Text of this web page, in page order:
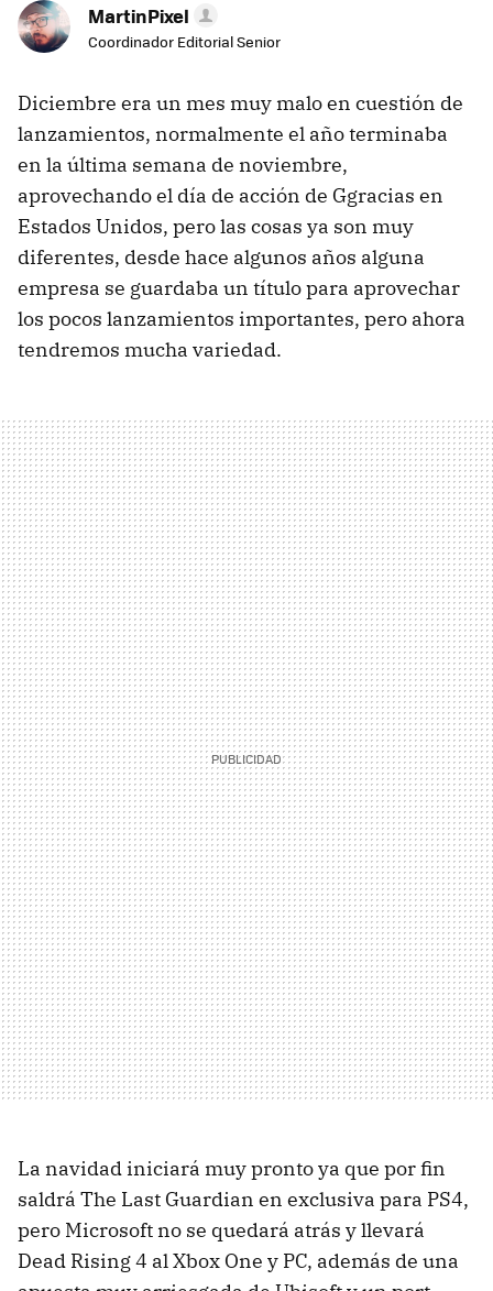
MartinPixel
Coordinador Editorial Senior
Diciembre era un mes muy malo en cuestión de
lanzamientos, normalmente el año terminaba
en la última semana de noviembre,
aprovechando el día de acción de Ggracias en
Estados Unidos, pero las cosas ya son muy
diferentes, desde hace algunos años alguna
empresa se guardaba un título para aprovechar
los pocos lanzamientos importantes, pero ahora
tendremos mucha variedad.
La navidad iniciará muy pronto ya que por fin
saldrá The Last Guardian en exclusiva para PS4,
pero Microsoft no se quedará atrás y llevará
Dead Rising 4 al Xbox One y PC, además de una